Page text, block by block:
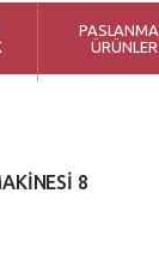
ÜRÜNLER
8